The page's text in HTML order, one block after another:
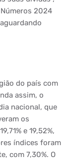
2024
do país com
assim, o
nacional, que
os
e 19,52%,
índices foram
com 7,30%. O